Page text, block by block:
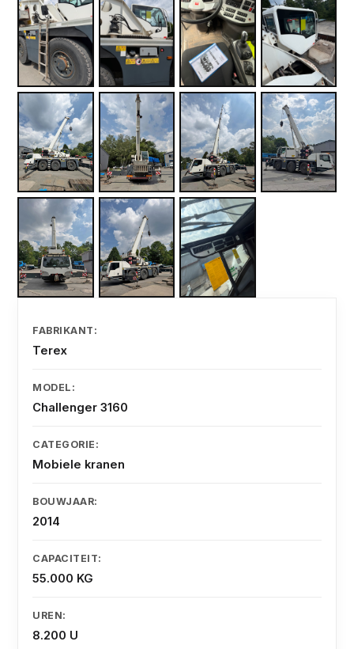
FABRIKANT:
Terex
MODEL:
Challenger 3160
CATEGORIE:
Mobiele kranen
BOUWJAAR:
2014
CAPACITEIT:
55.000 KG
UREN:
8.200 U